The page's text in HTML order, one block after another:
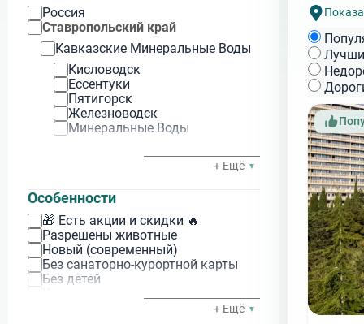
Россия
Ставропольский край
Кавказские Минеральные Воды
Кисловодск
Ессентуки
Пятигорск
Железноводск
Минеральные Воды
Краснодарский край
Геленджик
Кабардинка
Архипо-Осиповка
Криница
Дивноморское
+ Ещё
Особенности
🎁 Есть акции и скидки 🔥
Разрешены животные
Новый (современный)
Без санаторно-курортной карты
Без детей
+ Ещё